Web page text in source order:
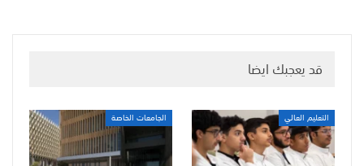
قد يعجبك ايضا
التعليم العالي الجامعات الخاصة